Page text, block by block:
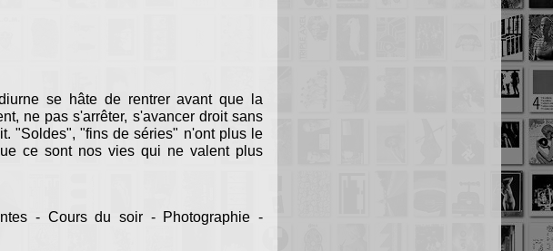
se hâte de rentrer avant que la
ne pas s'arrêter, s'avancer droit sans
"Soldes", "fins de séries" n'ont plus le
ce sont nos vies qui ne valent plus
- Cours du soir - Photographie -